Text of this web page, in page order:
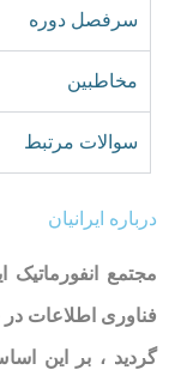
سرفصل دوره
مخاطبین
سوالات مرتبط
درباره ایرانیان
مجتمع
فناوری اطلاعات